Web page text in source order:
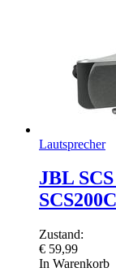
Lautsprecher
JBL
Zustand:
€ 59,99
In Warenkorb